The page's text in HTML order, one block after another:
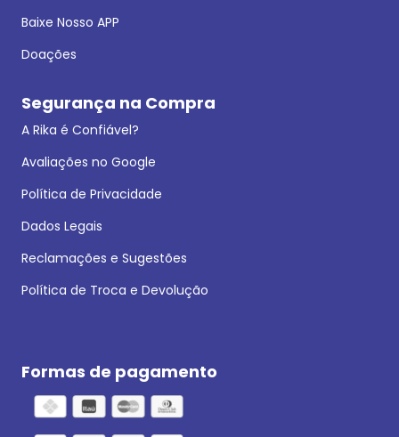
Baixe Nosso APP
Doações
Segurança na Compra
A Rika é Confiável?
Avaliações no Google
Política de Privacidade
Dados Legais
Reclamações e Sugestões
Política de Troca e Devolução
Formas de pagamento